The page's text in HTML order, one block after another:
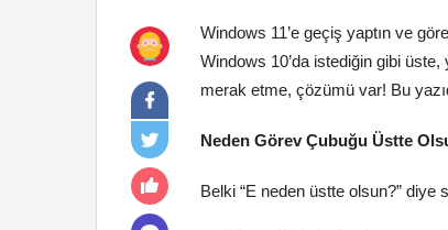
Windows 11’e geçiş yaptın ve
Windows 10’da istediğin gibi
merak etme, çözümü var! Bu
Neden Görev Çubuğu Üstte
Belki “E neden üstte olsun?” diye